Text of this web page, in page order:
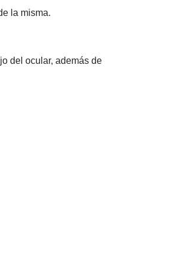
la misma.
del ocular, además de